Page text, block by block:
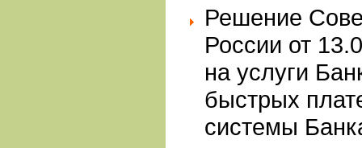
Решение
России от
на услуги
быстрых
системы